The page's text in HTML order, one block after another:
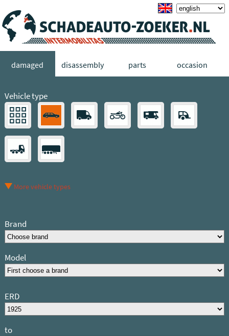
damaged disassembly parts occasion
Vehicle type
More vehicle types
Brand
Model
ERD
to